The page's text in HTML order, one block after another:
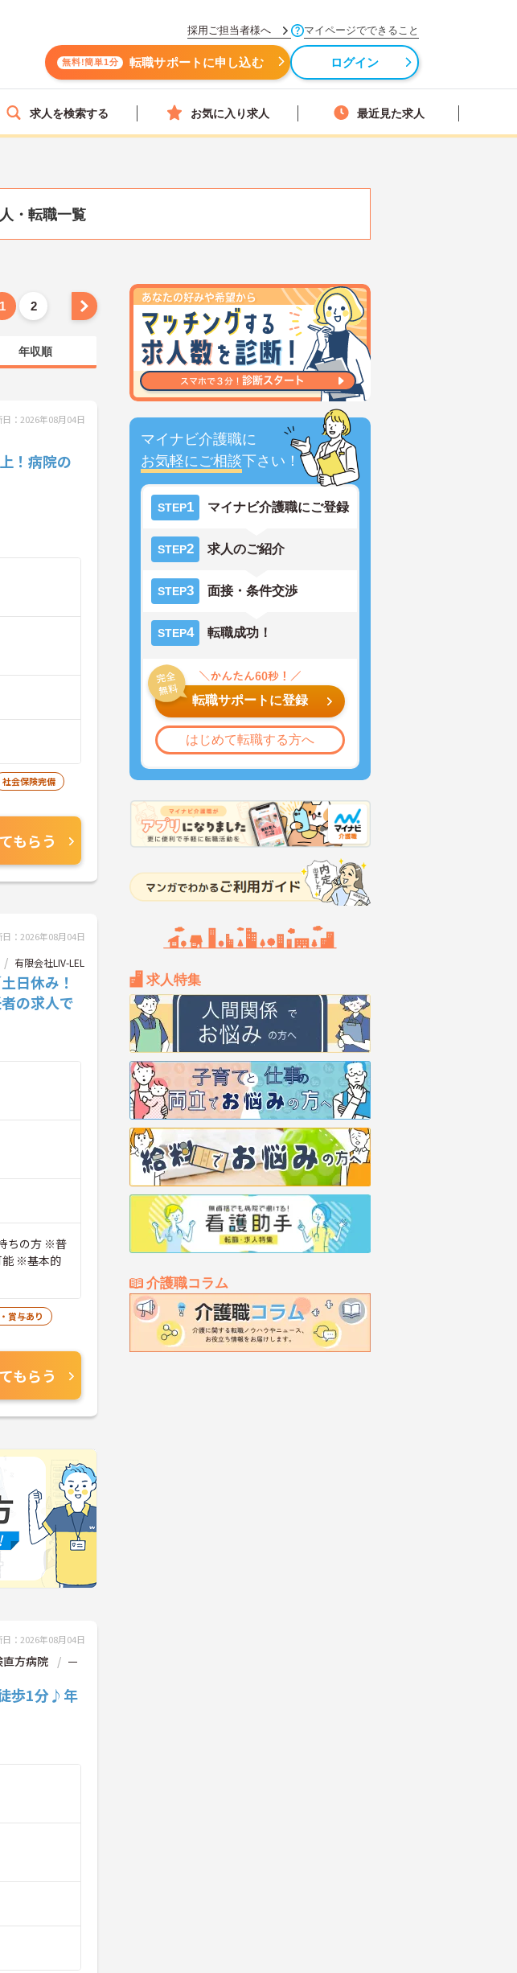
採用ご担当者様へ マイページでできること
無料!簡単1分 転職サポートに申し込む ログイン
求人を検索する お気に入り求人 最近見た求人
・転職一覧
マイナビ介護職に
お気軽にご相談下さい！
STEP1 マイナビ介護職にご登録
STEP2 求人のご紹介
STEP3 面接・条件交渉
STEP4 転職成功！
転職サポートに登録
はじめて転職する方へ
求人特集
介護職コラム
1 2
年収順
日：2026年08月04日
！病院の
社会保険完備
もらう
日：2026年08月04日
有限会社LIV-LEL
日休み！
の求人で
ちの方 ※普
能 ※基本的
賞与あり
もらう
日：2026年08月04日
方病院
一
歩1分♪年